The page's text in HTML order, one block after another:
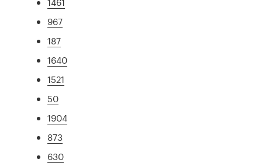
967
187
1640
1521
50
1904
873
630